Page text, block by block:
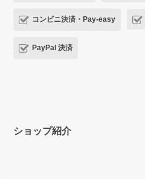
コンビニ決済・Pay-easy
PayPal 決済
ショップ紹介